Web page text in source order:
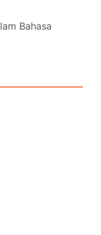
Bahasa